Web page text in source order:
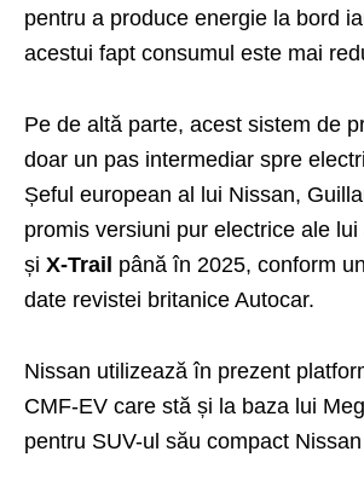
pentru a produce energie la bord
acestui fapt consumul este mai
Pe de altă parte, acest sistem de
doar un pas intermediar spre
Șeful european al lui Nissan,
promis versiuni pur electrice ale
și X-Trail până în 2025, conform
date revistei britanice Autocar.
Nissan utilizează în prezent
CMF-EV care stă și la baza lui
pentru SUV-ul său compact